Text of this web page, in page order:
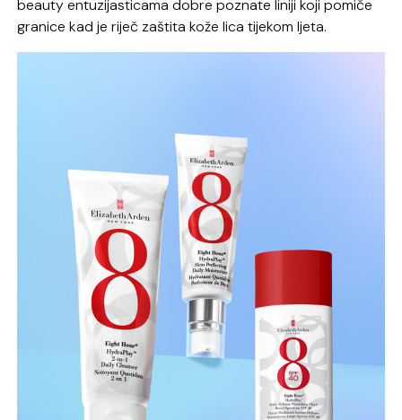
beauty entuzijasticama dobre poznate liniji koji pomiče
granice kad je riječ zaštita kože lica tijekom ljeta.